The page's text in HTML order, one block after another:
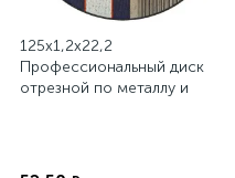
125х1,2х22,2
Профессиональный диск
отрезной по металлу и